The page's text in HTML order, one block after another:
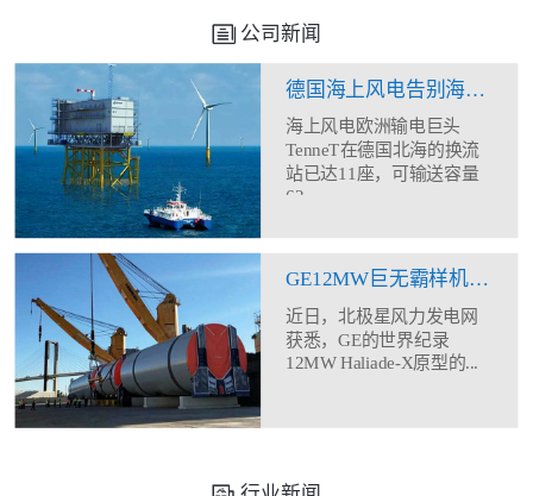
公司新闻
德国海上风电告别海上升压站？换流站“一石二鸟”看来不是痴人说梦
海上风电欧洲输电巨头
TenneT在德国北海的换流
站已达11座，可输送容量
62...
GE12MW巨无霸样机塔筒现身
近日，北极星风力发电网
获悉，GE的世界纪录
12MW Haliade-X原型的...